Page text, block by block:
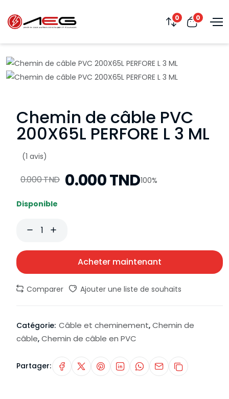
0 0
Chemin de câble PVC
200X65L PERFORE L 3 ML
(1 avis)
0.000 TND 0.000 TND100%
Disponible
Acheter maintenant
Comparer Ajouter une liste de souhaits
Catégorie: Câble et cheminement, Chemin de
câble, Chemin de câble en PVC
Partager: